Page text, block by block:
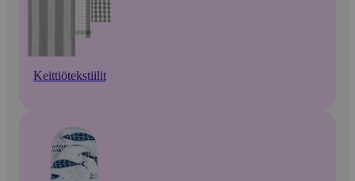
Keittiötekstiilit